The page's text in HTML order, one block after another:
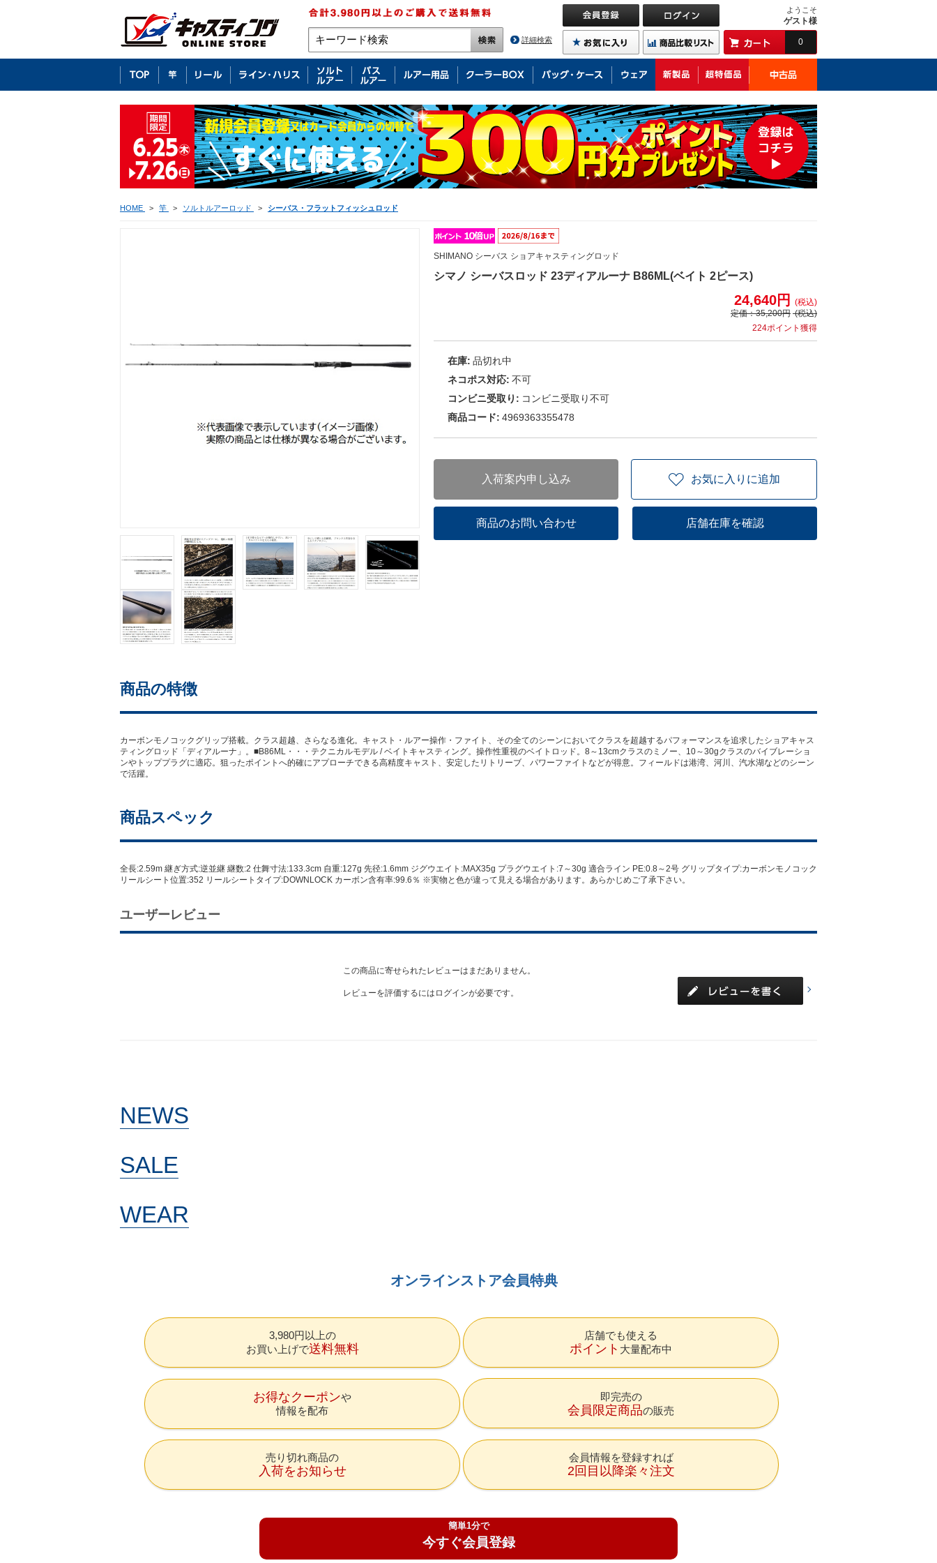
詳細検索
ようこそ
ゲスト様
0
HOME > 竿 > ソルトルアーロッド > シーバス・フラットフィッシュロッド
SHIMANO シーバス ショアキャスティングロッド
シマノ シーバスロッド 23ディアルーナ B86ML(ベイト 2ピース)
24,640円
(税込)
定価：35,200円 (税込)
224ポイント獲得
在庫: 品切れ中
ネコポス対応: 不可
コンビニ受取り: コンビニ受取り不可
商品コード: 4969363355478
入荷案内申し込み お気に入りに追加
商品のお問い合わせ 店舗在庫を確認
商品の特徴
カーボンモノコックグリップ搭載。クラス超越、さらなる進化。キャスト・ルアー操作・ファイト、その全てのシーンにおいてクラスを超越するパフォーマンスを追求したショアキャス
ティングロッド「ディアルーナ」。■B86ML・・・テクニカルモデル / ベイトキャスティング。操作性重視のベイトロッド。8～13cmクラスのミノー、10～30gクラスのバイブレーショ
ンやトッププラグに適応。狙ったポイントへ的確にアプローチできる高精度キャスト、安定したリトリーブ、パワーファイトなどが得意。フィールドは港湾、河川、汽水湖などのシーン
で活躍。
商品スペック
全長:2.59m 継ぎ方式:逆並継 継数:2 仕舞寸法:133.3cm 自重:127g 先径:1.6mm ジグウエイト:MAX35g プラグウエイト:7～30g 適合ライン PE:0.8～2号 グリップタイプ:カーボンモノコック
リールシート位置:352 リールシートタイプ:DOWNLOCK カーボン含有率:99.6％ ※実物と色が違って見える場合があります。あらかじめご了承下さい。
ユーザーレビュー
この商品に寄せられたレビューはまだありません。
レビューを評価するには ログインが必要です。
NEWS
SALE
WEAR
オンラインストア会員特典
3,980円以上の
お買い上げで送料無料
店舗でも使える
ポイント 大量配布中
お得なクーポン
情報を配布
即完売の
会員限定商品の販売
売り切れ商品の
入荷をお知らせ
会員情報を登録すれば
2回目以降楽々注文
簡単1分で
今すぐ会員登録